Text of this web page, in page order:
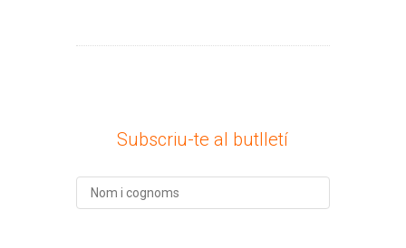
Subscriu-te al butlletí